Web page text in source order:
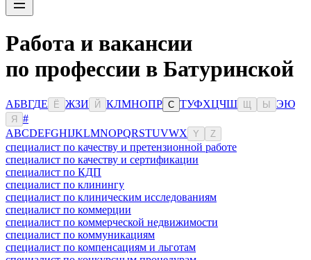
Работа и вакансии
по профессии в Батуринской
АБВГДЕ Ё ЖЗИ Й КЛМНОПР С ТУФХЦЧШ Ы ЭЮ
Я
#
ABCDEFGHIJKLMNOPQRSTUVWX Y Z
специалист по качеству и претензионной работе
специалист по качеству и сертификации
специалист по КДП
специалист по клинингу
специалист по клиническим исследованиям
специалист по коммерции
специалист по коммерческой недвижимости
специалист по коммуникациям
специалист по компенсациям и льготам